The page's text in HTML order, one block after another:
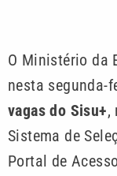
O Ministério da
nesta
vagas do Sisu+,
Sistema de
Portal de